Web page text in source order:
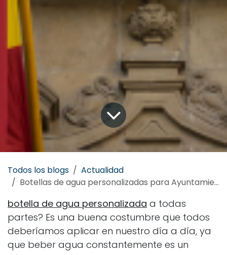
Todos los blogs
Actualidad
Botellas de agua personalizadas para Ayuntamientos
botella de agua personalizada a todas
partes? Es una buena costumbre que todos
deberíamos aplicar en nuestro día a día, ya
que beber agua constantemente es un